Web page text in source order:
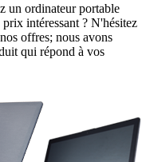
un ordinateur portable
intéressant ? N'hésitez
offres; nous avons
qui répond à vos